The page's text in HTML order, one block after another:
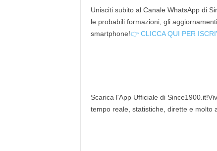
Unisciti subito al Canale WhatsApp di
le probabili formazioni, gli
smartphone!👉 CLICCA QUI PER
Scarica l'App Ufficiale di
tempo reale, statistiche, dirette e molto